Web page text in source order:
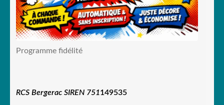
Programme fidélité
RCS Bergerac SIREN 751149535